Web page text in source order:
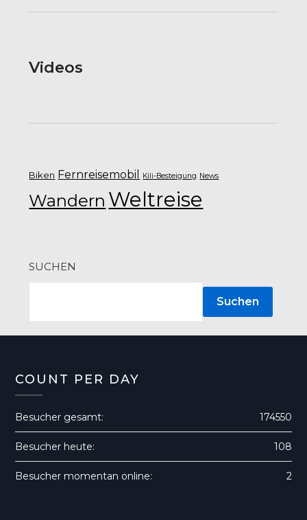
Videos
Biken Fernreisemobil Kili-Besteigung News
Wandern Weltreise
SUCHEN
Suchen
COUNT PER DAY
174550
Besucher gesamt:
108
Besucher heute:
2
Besucher momentan online: